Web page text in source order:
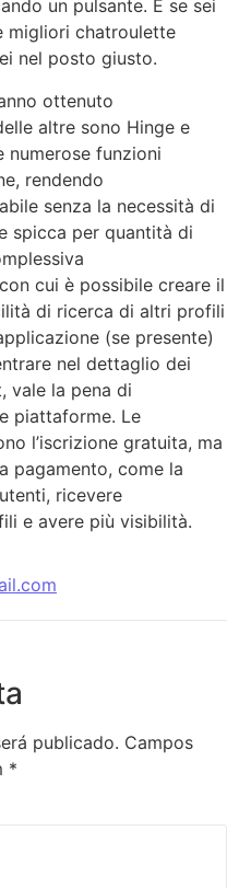
un pulsante. E se sei
migliori chatroulette
nel posto giusto.
ottenuto
altre sono Hinge e
numerose funzioni
rendendo
senza la necessità di
spicca per quantità di
cui è possibile creare il
di ricerca di altri profili
(se presente)
nel dettaglio dei
vale la pena di
piattaforme. Le
l’iscrizione gratuita, ma
pagamento, come la
ricevere
e avere più visibilità.
publicado. Campos
*